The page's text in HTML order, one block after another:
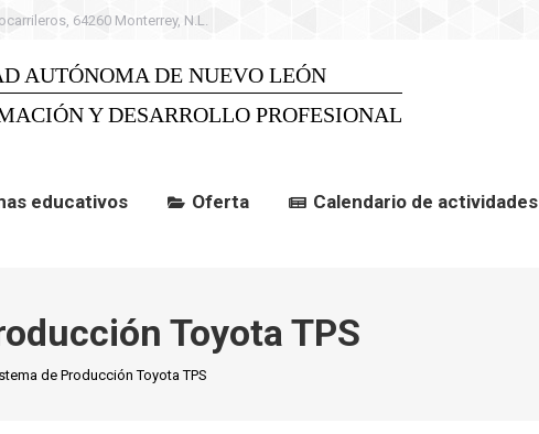
64260 Monterrey, N.L.
AUTÓNOMA DE NUEVO LEÓN
Y DESARROLLO PROFESIONAL
educativos Oferta Calendario de actividades
Toyota TPS
de Producción Toyota TPS
educativos